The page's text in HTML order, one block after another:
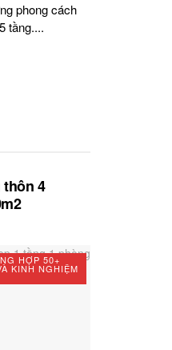
phong cách
tầng....
4
HỢP 50+
KINH NGHIỆM